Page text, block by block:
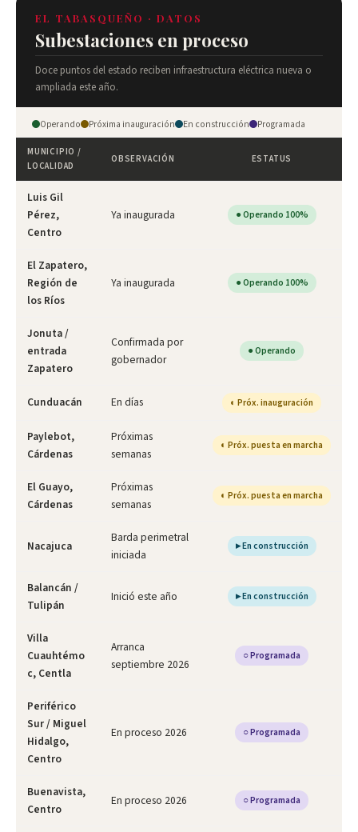
EL TABASQUEÑO · DATOS
Subestaciones en proceso
Doce puntos del estado reciben infraestructura eléctrica nueva o
ampliada este año.
Operando Próxima inauguración En construcción Programada
MUNICIPIO /
LOCALIDAD
OBSERVACIÓN ESTATUS
Luis Gil
Pérez,
Centro
Ya inaugurada ● Operando 100%
El Zapatero,
Región de
los Ríos
Ya inaugurada ● Operando 100%
Jonuta /
entrada
Zapatero
Confirmada por
gobernador
● Operando
Cunduacán En días ◐ Próx. inauguración
Paylebot,
Cárdenas
Próximas
semanas
◐ Próx. puesta en marcha
El Guayo,
Cárdenas
Próximas
semanas
◐ Próx. puesta en marcha
Nacajuca
Barda perimetral
iniciada
▸ En construcción
Balancán /
Tulipán
Inició este año ▸ En construcción
Villa
Cuauhtémo
c, Centla
Arranca
septiembre 2026
○ Programada
Periférico
Sur / Miguel
Hidalgo,
Centro
En proceso 2026 ○ Programada
Buenavista,
Centro
En proceso 2026 ○ Programada